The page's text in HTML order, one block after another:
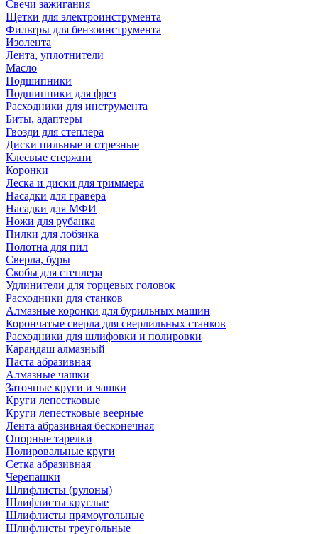
Свечи зажигания
Щетки для электроинструмента
Фильтры для бензоинструмента
Изолента
Лента, уплотнители
Масло
Подшипники
Подшипники для фрез
Расходники для инструмента
Биты, адаптеры
Гвозди для степлера
Диски пильные и отрезные
Клеевые стержни
Коронки
Леска и диски для триммера
Насадки для гравера
Насадки для МФИ
Ножи для рубанка
Пилки для лобзика
Полотна для пил
Сверла, буры
Скобы для степлера
Удлинители для торцевых головок
Расходники для станков
Алмазные коронки для бурильных машин
Корончатые сверла для сверлильных станков
Расходники для шлифовки и полировки
Карандаш алмазный
Паста абразивная
Алмазные чашки
Заточные круги и чашки
Круги лепестковые
Круги лепестковые веерные
Лента абразивная бесконечная
Опорные тарелки
Полировальные круги
Сетка абразивная
Черепашки
Шлифлисты (рулоны)
Шлифлисты круглые
Шлифлисты прямоугольные
Шлифлисты треугольные